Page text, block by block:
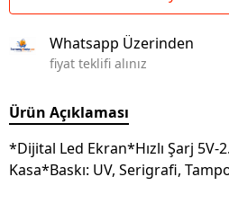
Whatsapp Üzerinden
fiyat teklifi alınız
Ürün Açıklaması
*Dijital Led Ekran*Hızlı Şarj
Kasa*Baskı: UV, Serigrafi,